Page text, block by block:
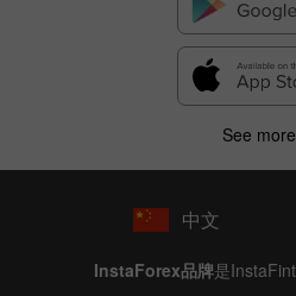
See
中文
InstaForex品牌是